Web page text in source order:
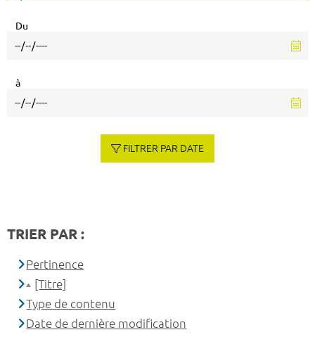
Du
à
FILTRER PAR DATE
TRIER PAR :
Pertinence
[Titre]
Type de contenu
Date de dernière modification